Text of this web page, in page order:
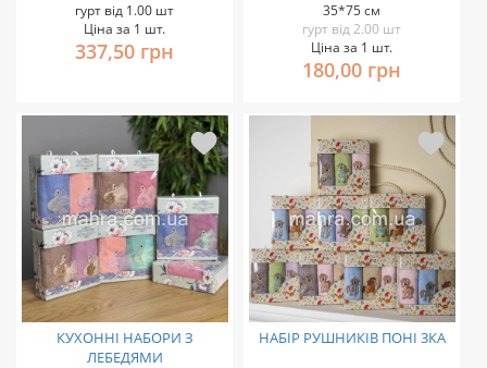
гурт від 1.00 шт
Ціна за 1 шт.
337,50 грн
35*75 см
гурт від 2.00 шт
Ціна за 1 шт.
180,00 грн
КУХОННІ НАБОРИ З
ЛЕБЕДЯМИ
НАБІР РУШНИКІВ ПОНІ 3КА